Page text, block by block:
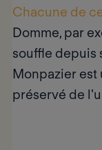
Chacune de
Domme, par
souffle depuis
Monpazier est
préservé de